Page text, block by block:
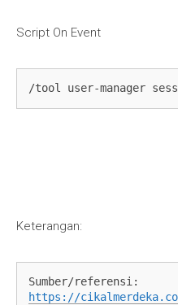
Script On Event
/tool user-manager
Keterangan:
Sumber/referensi:
https://